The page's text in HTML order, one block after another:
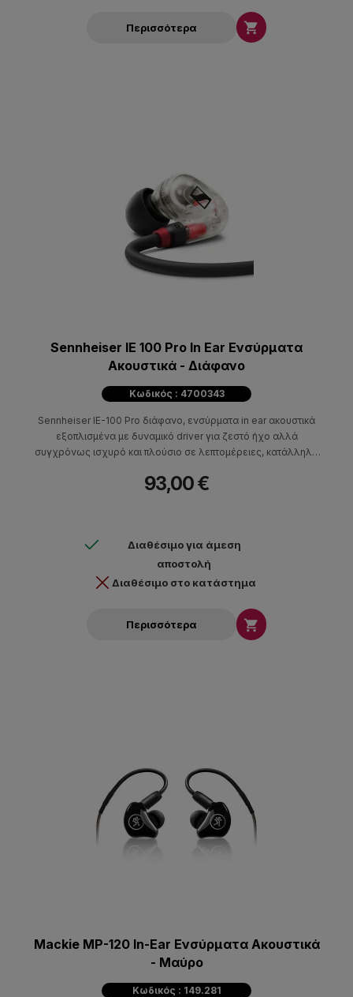
Περισσότερα 
Sennheiser IE 100 Pro In Ear Ενσύρματα
Ακουστικά - Διάφανο
Κωδικός : 4700343
Sennheiser IE-100 Pro διάφανο, ενσύρματα in ear ακουστικά
εξοπλισμένα με δυναμικό driver για ζεστό ήχο αλλά
συγχρόνως ισχυρό και πλούσιο σε λεπτομέρειες, κατάλληλα
93,00 €
Διαθέσιμο για άμεση
αποστολή
Διαθέσιμο στο κατάστημα
Περισσότερα 
Mackie MP-120 In-Ear Ενσύρματα Ακουστικά
- Μαύρο
Κωδικός : 149.281